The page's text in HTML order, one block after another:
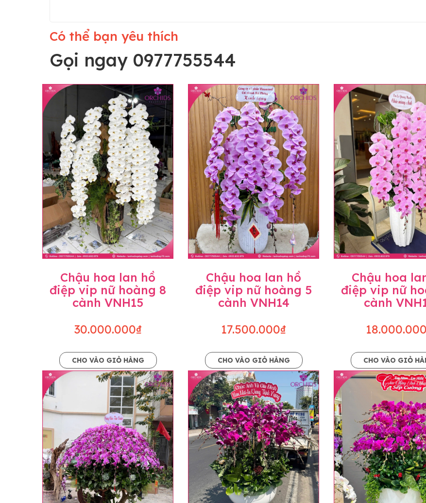
Lưu ý trước khi đặt hàng
• Về cây hoa: Một chậu hoa lan hồ điệp đẹp và hoàn chỉnh sẽ được phối ghép từ nhiều cây hoa
khác nhau đôi chút giữa sản phẩm thực tế và trên hình. Cây hoa lan còn phụ thuộc theo mùa và
nhiều, nở ít khi shop có sẵn nên sẽ thay đổi về độ dầy hoa, thưa hoa và cách trang trí.
• Về kiểu dáng & phụ kiện: Beautiful Orchids cam kết sản phẩm được thực hiện dựa trên mẫu đã
nếu có thay đổi về màu sắc hoa và kiểu chậu cũng như phụ kiện trang trí chúng tôi sẽ chủ động
loại hoa và phụ kiện thay thế, vẫn giữ nguyên mức giá không thay đổi. Trường hợp không đủ thời
Có thể bạn yêu thích
Gọi ngay 0977755544
Chậu hoa lan hồ
điệp vip nữ hoàng 8
cành VNH15
30.000.000₫
CHO VÀO GIỎ HÀNG
Chậu hoa lan hồ
điệp vip nữ hoàng 5
cành VNH14
17.500.000₫
CHO VÀO GIỎ HÀNG
Chậu hoa
điệp vip nữ
cành
CHO VÀO GIỎ